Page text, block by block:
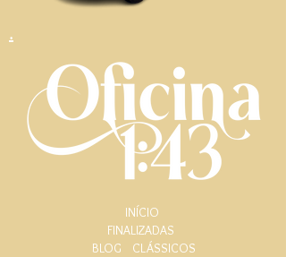
.
INÍCIO
FINALIZADAS
BLOG
CLÁSSICOS